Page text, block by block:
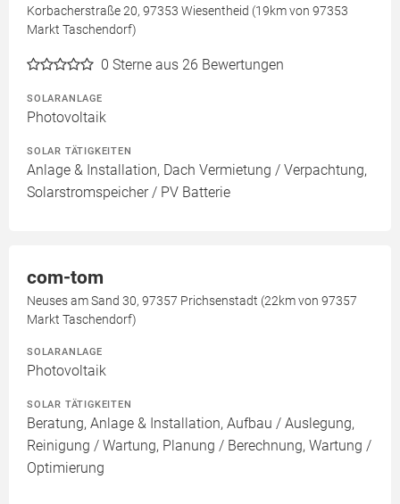
Korbacherstraße 20, 97353 Wiesentheid (19km von 97353
Markt Taschendorf)
0 Sterne aus 26 Bewertungen
SOLARANLAGE
Photovoltaik
SOLAR TÄTIGKEITEN
Anlage & Installation, Dach Vermietung / Verpachtung,
Solarstromspeicher / PV Batterie
com-tom
Neuses am Sand 30, 97357 Prichsenstadt (22km von 97357
Markt Taschendorf)
SOLARANLAGE
Photovoltaik
SOLAR TÄTIGKEITEN
Beratung, Anlage & Installation, Aufbau / Auslegung,
Reinigung / Wartung, Planung / Berechnung, Wartung /
Optimierung